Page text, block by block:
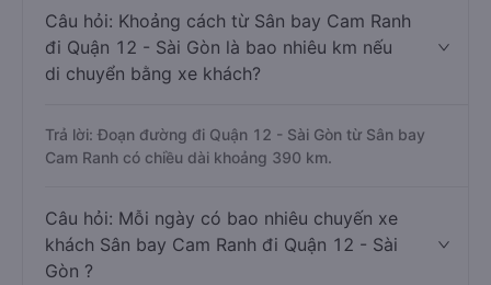
Câu hỏi: Khoảng cách từ Sân bay Cam Ranh
đi Quận 12 - Sài Gòn là bao nhiêu km nếu
di chuyển bằng xe khách?
Trả lời: Đoạn đường đi Quận 12 - Sài Gòn từ Sân bay
Cam Ranh có chiều dài khoảng 390 km.
Câu hỏi: Mỗi ngày có bao nhiêu chuyến xe
khách Sân bay Cam Ranh đi Quận 12 - Sài
Gòn ?